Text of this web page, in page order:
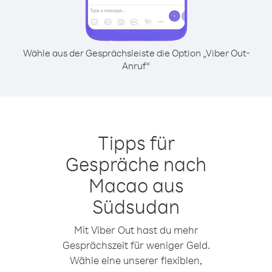
Wähle aus der Gesprächsleiste die Option „Viber Out-
Anruf“
Tipps für
Gespräche nach
Macao aus
Südsudan
Mit Viber Out hast du mehr
Gesprächszeit für weniger Geld.
Wähle eine unserer flexiblen,